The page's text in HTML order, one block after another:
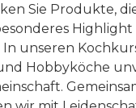
Sie Produkte,
Highlight
unseren
Hobbyköche